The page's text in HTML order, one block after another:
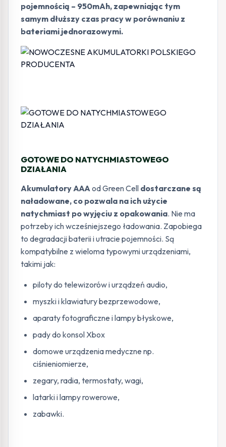
pojemnością – 950mAh, zapewniając tym
samym dłuższy czas pracy w porównaniu z
bateriami jednorazowymi.
GOTOWE DO NATYCHMIASTOWEGO
DZIAŁANIA
Akumulatory AAA od Green Cell dostarczane są
naładowane, co pozwala na ich użycie
natychmiast po wyjęciu z opakowania. Nie ma
potrzeby ich wcześniejszego ładowania. Zapobiega
to degradacji baterii i utracie pojemności. Są
kompatybilne z wieloma typowymi urządzeniami,
takimi jak:
piloty do telewizorów i urządzeń audio,
myszki i klawiatury bezprzewodowe,
aparaty fotograficzne i lampy błyskowe,
pady do konsol Xbox
domowe urządzenia medyczne np.
ciśnieniomierze,
zegary, radia, termostaty, wagi,
latarki i lampy rowerowe,
zabawki.